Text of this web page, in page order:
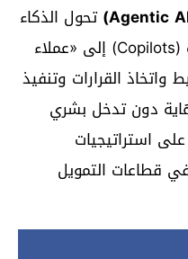
تحول الذكاء
الاصطناعي من أدوات مساعدة (Copilots) إلى «عملاء
القرارات وتنفيذ
دون تدخل بشري
استراتيجيات
قطاعات التمويل